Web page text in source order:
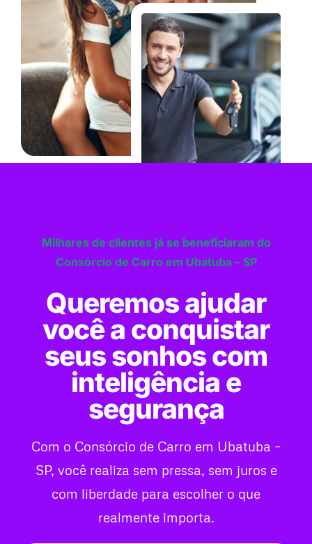
Milhares de clientes já se beneficiaram do
Consórcio de Carro em Ubatuba – SP
Queremos ajudar
você a conquistar
seus sonhos com
inteligência e
segurança
Com o Consórcio de Carro em Ubatuba –
SP, você realiza sem pressa, sem juros e
com liberdade para escolher o que
realmente importa.